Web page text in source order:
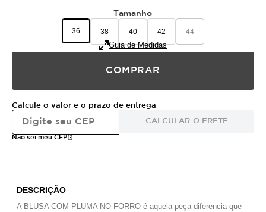
Tamanho
36 38 40 42 44
Guia de Medidas
COMPRAR
Calcule o valor e o prazo de entrega
CALCULAR O FRETE
Não sei meu CEP
DESCRIÇÃO
A BLUSA COM PLUMA NO FORRO é aquela peça diferencia que